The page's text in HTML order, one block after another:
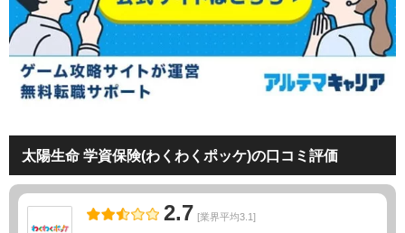
太陽生命 学資保険(わくわくポッケ)の口コミ評価
2.7 [業界平均3.1]